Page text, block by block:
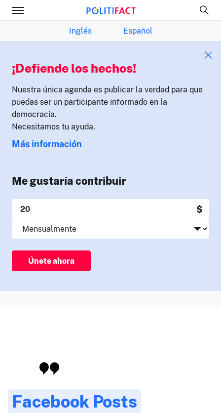
Inglés Español
¡Defiende los hechos!
Nuestra única agenda es publicar la verdad para que
puedas ser un participante informado en la
democracia.
Necesitamos tu ayuda.
Más información
Me gustaría contribuir
$
Únete ahora
Facebook Posts